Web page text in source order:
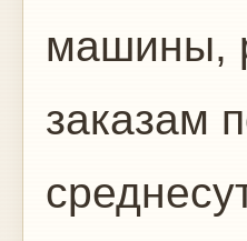
машины,
заказам